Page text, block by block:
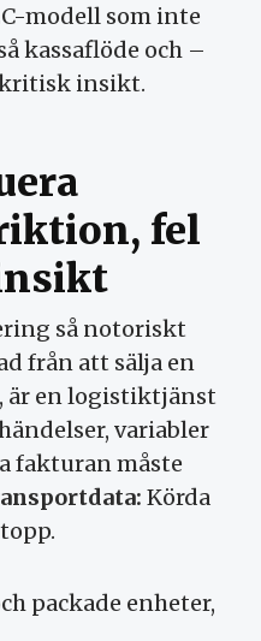
modell som inte
kassaflöde och –
insikt.
fel
så notoriskt
från att sälja en
är en logistiktjänst
variabler
fakturan måste
Körda
packade enheter,